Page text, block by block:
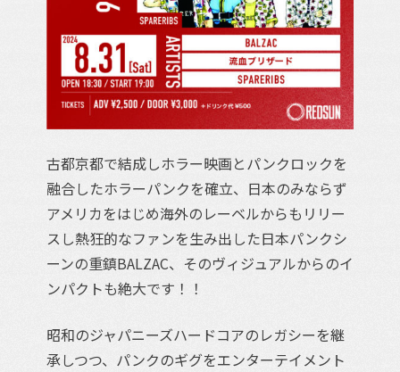
古都京都で結成しホラー映画とパンクロックを
融合したホラーパンクを確立、日本のみならず
アメリカをはじめ海外のレーベルからもリリー
スし熱狂的なファンを生み出した日本パンクシ
ーンの重鎮BALZAC、そのヴィジュアルからのイ
ンパクトも絶大です！！
昭和のジャパニーズハードコアのレガシーを継
承しつつ、パンクのギグをエンターテイメント